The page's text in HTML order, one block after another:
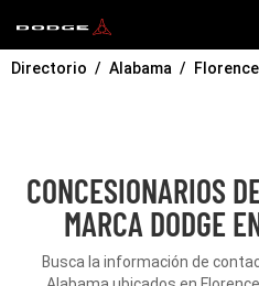
Directorio Alabama Florence
CONCESIONARIOS
MARCA DODGE
Busca la información de